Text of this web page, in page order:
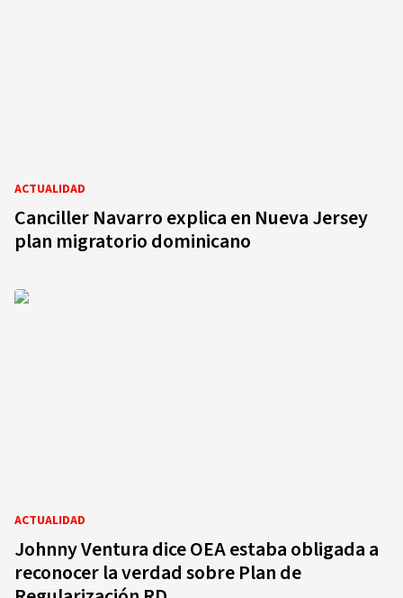
ACTUALIDAD
Canciller Navarro explica en Nueva Jersey
plan migratorio dominicano
ACTUALIDAD
Johnny Ventura dice OEA estaba obligada a
reconocer la verdad sobre Plan de